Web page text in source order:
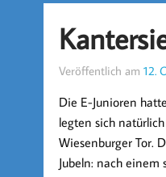
Veröffentlich am 12.
Die E-Junioren
legten sich
Wiesenburger Tor.
Jubeln: nach einem